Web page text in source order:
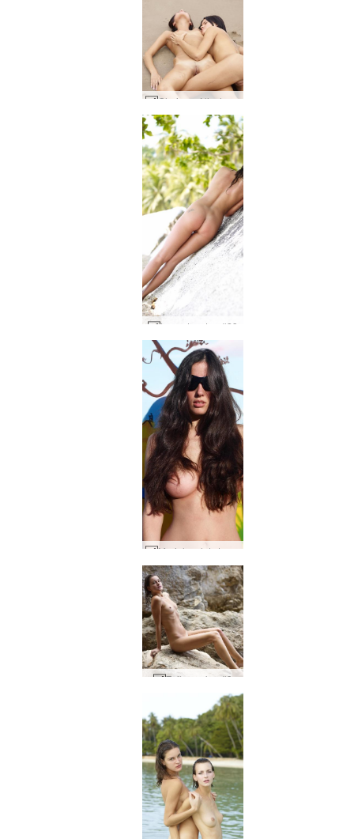
Gloria og Nicole sorte bikinier #88
Lysa stor sten #23
Muriel malet strand #106
Zaika rocker #3